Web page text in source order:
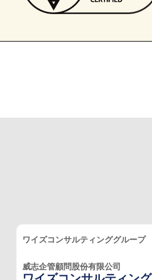
ワイズコンサルティンググループ
威志企管顧問股份有限公司